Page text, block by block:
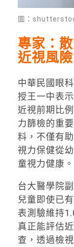
圖：
專家：
近視風險
中華民國眼
授王一中表
近視前期比
力篩檢的重
料，不僅有
視力保健從
童視力健康。
台大醫學院
兒童即使已
表測驗維持
真正能評估
查，透過檢